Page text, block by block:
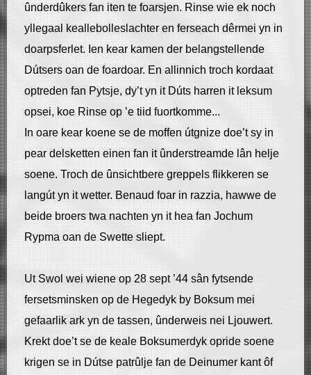
ûnderdûkers fan iten te foarsjen. Rinse wie ek noch
yllegaal keallebolleslachter en ferseach dêrmei yn in
doarpsferlet. Ien kear kamen der belangstellende
Dútsers oan de foardoar. En allinnich troch kordaat
optreden fan Pytsje, dy’t yn it Dúts harren it leksum
opsei, koe Rinse op ’e tiid fuortkomme...
In oare kear koene se de moffen útgnize doe’t sy in
pear delsketten einen fan it ûnderstreamde lân helje
soene. Troch de ûnsichtbere greppels flikkeren se
langút yn it wetter. Benaud foar in razzia, hawwe de
beide broers twa nachten yn it hea fan Jochum
Rypma oan de Swette sliept.
Ut Swol wei wiene op 28 sept ’44 sân fytsende
fersetsminsken op de Hegedyk by Boksum mei
gefaarlik ark yn de tassen, ûnderweis nei Ljouwert.
Krekt doe’t se de keale Boksumerdyk opride soene
krigen se in Dútse patrûlje fan de Deinumer kant ôf